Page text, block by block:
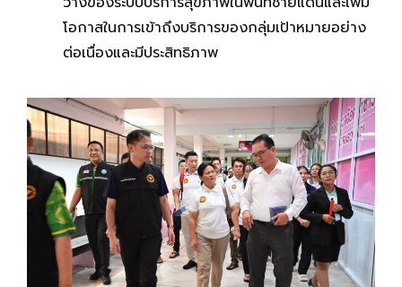
โอกาสในการเข้าถึงบริการของกลุ่มเป้าหมายอย่าง
ต่อเนื่องและมีประสิทธิภาพ